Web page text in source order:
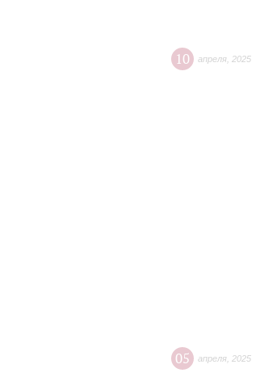
10 апреля 2025
05 апреля 2025